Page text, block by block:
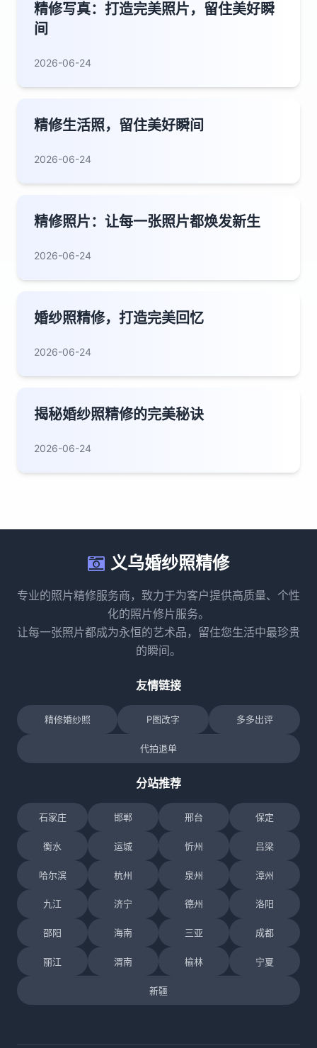
精修写真：打造完美照片，留住美好瞬
间
2026-06-24
精修生活照，留住美好瞬间
2026-06-24
精修照片：让每一张照片都焕发新生
2026-06-24
婚纱照精修，打造完美回忆
2026-06-24
揭秘婚纱照精修的完美秘诀
2026-06-24
义乌婚纱照精修
专业的照片精修服务商，致力于为客户提供高质量、个性
化的照片修片服务。
让每一张照片都成为永恒的艺术品，留住您生活中最珍贵
的瞬间。
友情链接
精修婚纱照 P图改字 多多出评
代拍退单
分站推荐
石家庄 邯郸 邢台 保定
衡水 运城 忻州 吕梁
哈尔滨 杭州 泉州 漳州
九江 济宁 德州 洛阳
邵阳 海南 三亚 成都
丽江 渭南 榆林 宁夏
新疆